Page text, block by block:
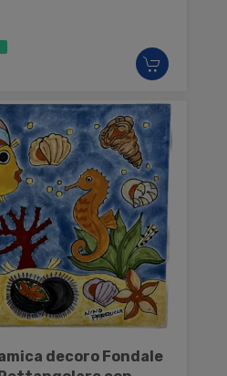
decoro Fondale